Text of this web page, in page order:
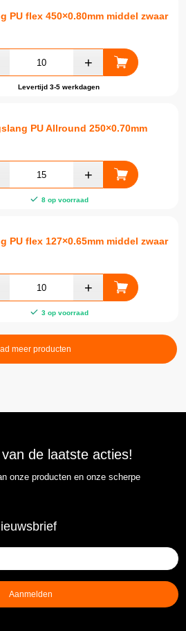
PU flex 450×0.80mm middel zwaar
Levertijd 3-5 werkdagen
PU Allround 250×0.70mm
8 op voorraad
PU flex 127×0.65mm middel zwaar
3 op voorraad
meer producten
de laatste acties!
onze producten en onze scherpe
Aanmelden